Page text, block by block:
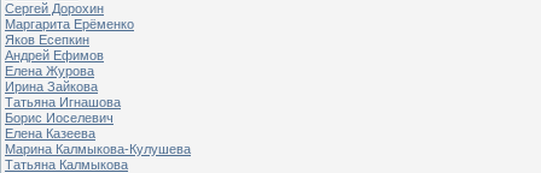
Сергей Дорохин
Маргарита Ерёменко
Яков Есепкин
Андрей Ефимов
Елена Журова
Ирина Зайкова
Татьяна Игнашова
Борис Иоселевич
Елена Казеева
Марина Калмыкова-Кулушева
Татьяна Калмыкова